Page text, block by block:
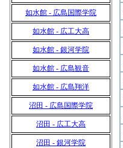
如水館 - 広島国際学院
如水館 - 広工大高
如水館 - 銀河学院
如水館 - 広島観音
如水館 - 広島翔洋
沼田 - 広島国際学院
沼田 - 広工大高
沼田 - 銀河学院